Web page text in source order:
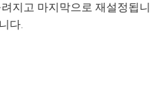
지고 마지막으로 재설정됩니
다.